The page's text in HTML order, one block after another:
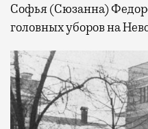
Софья (Сюзанна)
головных уборов на